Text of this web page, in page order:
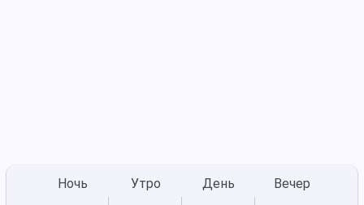
Ночь Утро День Вечер